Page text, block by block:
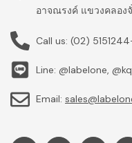
อาจณรงค์ แขวงคลอง
Call us: (02)
Line: @labelone,
Email: